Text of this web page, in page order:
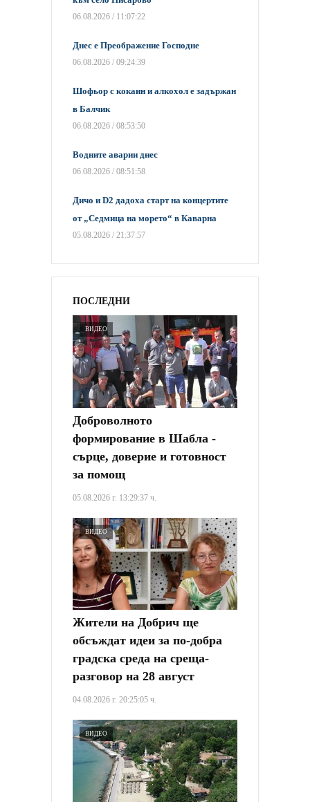
06.08.2026 / 11:07:22
Днес е Преображение Господне
06.08.2026 / 09:24:39
Шофьор с кокаин и алкохол е задържан
в Балчик
06.08.2026 / 08:53:50
Водните аварии днес
06.08.2026 / 08:51:58
Дичо и D2 дадоха старт на концертите
от „Седмица на морето“ в Каварна
05.08.2026 / 21:37:57
ПОСЛЕДНИ
ВИДЕО
Доброволното
формирование в Шабла -
сърце, доверие и готовност
за помощ
05.08.2026 г. 13:29:37 ч.
ВИДЕО
Жители на Добрич ще
обсъждат идеи за по-добра
градска среда на среща-
разговор на 28 август
04.08.2026 г. 20:25:05 ч.
ВИДЕО